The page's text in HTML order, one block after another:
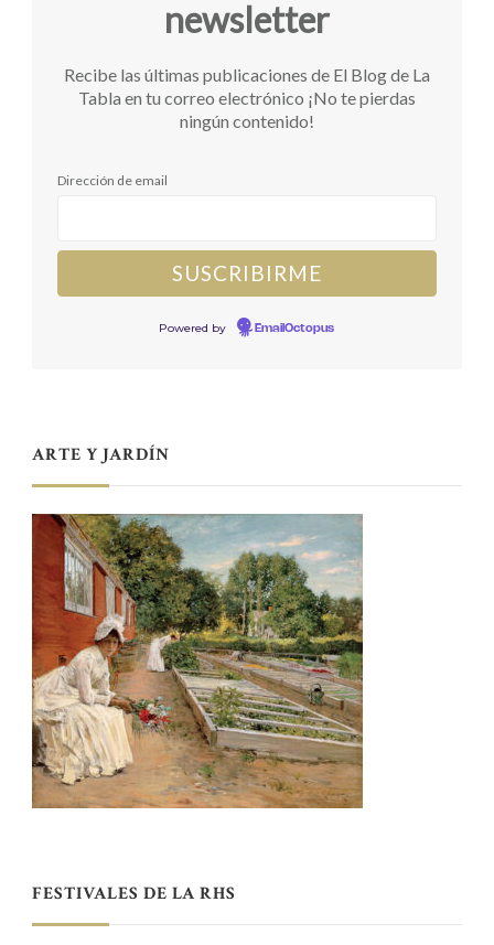
newsletter
Recibe las últimas publicaciones de El Blog de La
Tabla en tu correo electrónico ¡No te pierdas
ningún contenido!
Dirección de email
Powered by EmailOctopus
ARTE Y JARDÍN
FESTIVALES DE LA RHS